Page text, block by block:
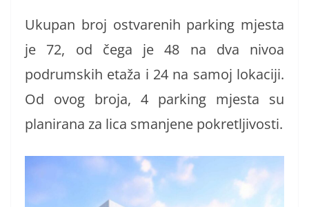
Ukupan broj ostvarenih parking mjesta
je 72, od čega je 48 na dva nivoa
podrumskih etaža i 24 na samoj lokaciji.
Od ovog broja, 4 parking mjesta su
planirana za lica smanjene pokretljivosti.